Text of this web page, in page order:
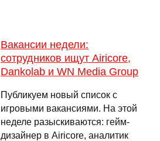
Вакансии недели:
сотрудников ищут Airicore,
Dankolab и WN Media Group
Публикуем новый список с
игровыми вакансиями. На этой
неделе разыскиваются: гейм-
дизайнер в Airicore, аналитик